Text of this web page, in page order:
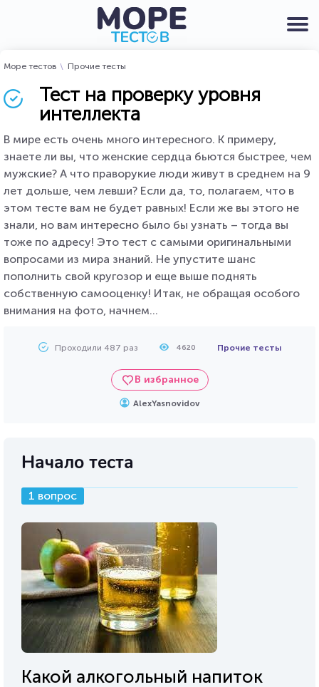
Море тестов Прочие тесты
Тест на проверку уровня
интеллекта
В мире есть очень много интересного. К примеру,
знаете ли вы, что женские сердца бьются быстрее, чем
мужские? А что праворукие люди живут в среднем на 9
лет дольше, чем левши? Если да, то, полагаем, что в
этом тесте вам не будет равных! Если же вы этого не
знали, но вам интересно было бы узнать – тогда вы
тоже по адресу! Это тест с самыми оригинальными
вопросами из мира знаний. Не упустите шанс
пополнить свой кругозор и еще выше поднять
собственную самооценку! Итак, не обращая особого
внимания на фото, начнем...
Проходили 487 раз 4620 Прочие тесты
В избранное
AlexYasnovidov
Начало теста
1 вопрос
Какой алкогольный напиток